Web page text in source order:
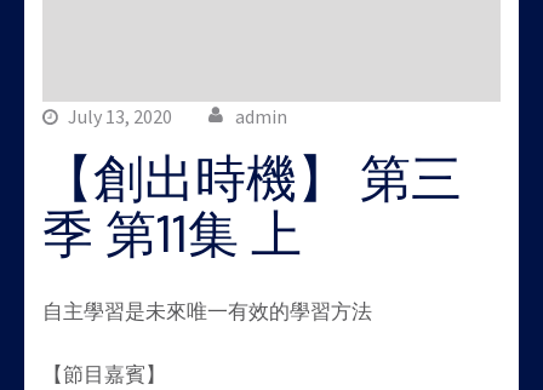
July 13, 2020 admin
【創出時機】 第三
季 第11集 上
自主學習是未來唯一有效的學習方法
【節目嘉賓】